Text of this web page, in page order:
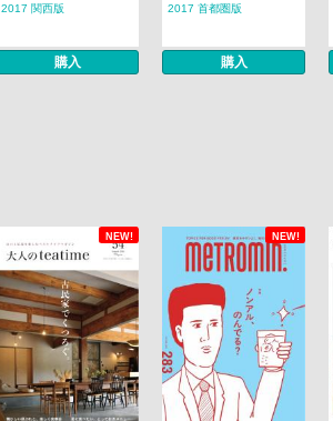
2017 関西版
購入
2017 首都圏版
購入
NEW! NEW!